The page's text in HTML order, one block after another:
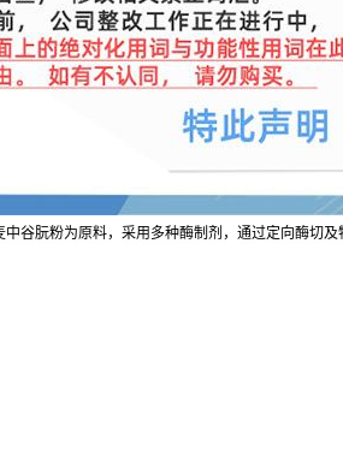
谷朊粉为原料，采用多种酶制剂，通过定向酶切